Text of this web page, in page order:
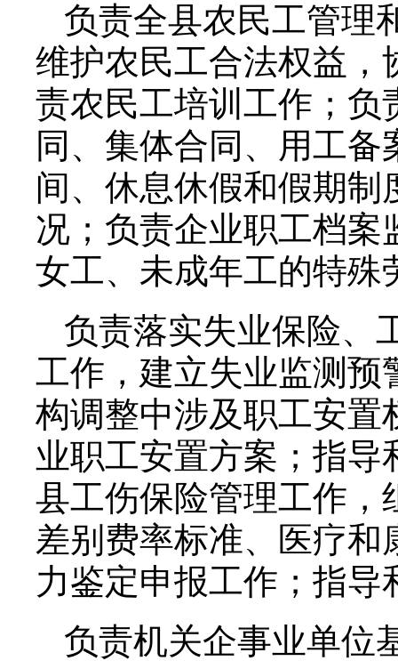
负责全县农民工管理
维护农民工合法权益，
责农民工培训工作；负
同、集体合同、用工
间、休息休假和假期
况；负责企业职工档案
女工、未成年工的特殊
负责落实失业保险、
工作，建立失业监测预
构调整中涉及职工安置
业职工安置方案；指
县工伤保险管理工作，
差别费率标准、医疗
力鉴定申报工作；指
负责机关企事业单位